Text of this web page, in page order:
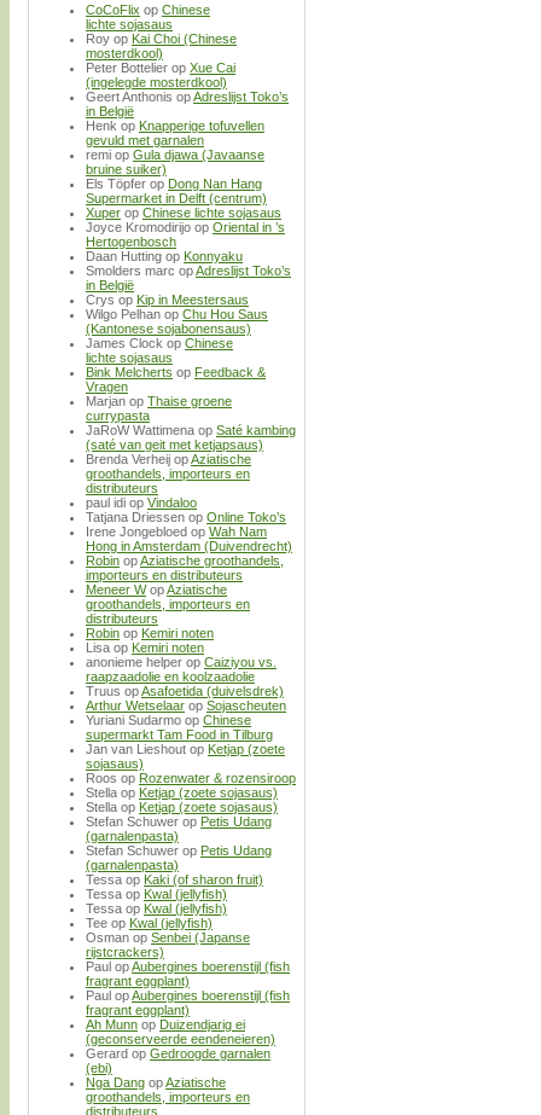
CoCoFlix op Chinese
lichte sojasaus
Roy op Kai Choi (Chinese
mosterdkool)
Peter Bottelier op Xue Cai
(ingelegde mosterdkool)
Geert Anthonis opAdreslijst Toko’s
in België
Henk op Knapperige tofuvellen
gevuld met garnalen
remi op Gula djawa (Javaanse
bruine suiker)
Els Töpfer op Dong Nan Hang
Supermarket in Delft (centrum)
Xuper op Chinese lichte sojasaus
Joyce Kromodirijo op Oriental in ’s
Hertogenbosch
Daan Hutting op Konnyaku
Smolders marc opAdreslijst Toko’s
in België
Crys op Kip in Meestersaus
Wilgo Pelhan op Chu Hou Saus
(Kantonese sojabonensaus)
James Clock op Chinese
lichte sojasaus
Bink Melcherts op Feedback &
Vragen
Marjan op Thaise groene
currypasta
JaRoW Wattimena op Saté kambing
(saté van geit met ketjapsaus)
Brenda Verheij opAziatische
groothandels, importeurs en
distributeurs
paul idi op Vindaloo
Tatjana Driessen op Online Toko’s
Irene Jongebloed op Wah Nam
Hong in Amsterdam (Duivendrecht)
Robin opAziatische groothandels,
importeurs en distributeurs
Meneer WopAziatische
groothandels, importeurs en
distributeurs
Robin op Kemiri noten
Lisa op Kemiri noten
anonieme helper op Caiziyou vs.
raapzaadolie en koolzaadolie
Truus opAsafoetida (duivelsdrek)
Arthur Wetselaar op Sojascheuten
Yuriani Sudarmo op Chinese
supermarkt Tam Food in Tilburg
Jan van Lieshout op Ketjap (zoete
sojasaus)
Roos op Rozenwater & rozensiroop
Stella op Ketjap (zoete sojasaus)
Stella op Ketjap (zoete sojasaus)
Stefan Schuwer op Petis Udang
(garnalenpasta)
Stefan Schuwer op Petis Udang
(garnalenpasta)
Tessa op Kaki (of sharon fruit)
Tessa op Kwal (jellyfish)
Tessa op Kwal (jellyfish)
Tee op Kwal (jellyfish)
Osman op Senbei (Japanse
rijstcrackers)
Paul opAubergines boerenstijl (fish
fragrant eggplant)
Paul opAubergines boerenstijl (fish
fragrant eggplant)
Ah Munn op Duizendjarig ei
(geconserveerde eendeneieren)
Gerard op Gedroogde garnalen
(ebi)
Nga Dang opAziatische
groothandels, importeurs en
distributeurs